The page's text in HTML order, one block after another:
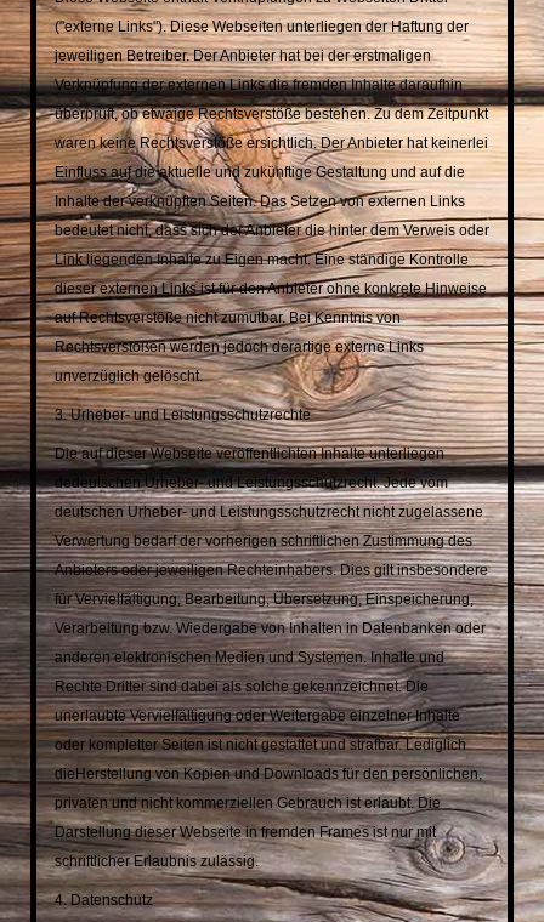
("externe Links"). Diese Webseiten unterliegen der Haftung der
jeweiligen Betreiber. Der Anbieter hat bei der erstmaligen
Verknüpfungder externen Links die fremden Inhalte daraufhin
überprüft, ob etwaige Rechtsverstöße bestehen. Zu dem Zeitpunkt
waren keine Rechtsverstöße ersichtlich. Der Anbieter hat keinerlei
Einfluss auf die aktuelle undzukünftige Gestaltung und auf die
Inhalte der verknüpften Seiten. Das Setzen von externen Links
bedeutet nicht, dass sich der Anbieter die hinter dem Verweis oder
Link liegenden Inhalte zu Eigen macht. Eineständige Kontrolle
dieser externen Links ist für den Anbieter ohne konkrete Hinweise
auf Rechtsverstöße nicht zumutbar. Bei Kenntnis von
Rechtsverstößen werden jedoch derartige externe Links
unverzüglichgelöscht.
3. Urheber- und Leistungsschutzrechte
Die auf dieser Webseite veröffentlichten Inhalte unterliegen
dedeutschen Urheber- und Leistungsschutzrecht. Jede vom
deutschen Urheber- und Leistungsschutzrecht nichtzugelassene
Verwertung bedarf der vorherigen schriftlichen Zustimmung des
Anbieters oder jeweiligen Rechteinhabers. Dies gilt insbesondere
für Vervielfältigung, Bearbeitung, Übersetzung, Einspeicherung,
Verarbeitung bzw. Wiedergabe von Inhalten in Datenbanken oder
anderen elektronischen Medien und Systemen. Inhalte und
Rechte Dritter sind dabei als solche gekennzeichnet. Die
unerlaubte Vervielfältigungoder Weitergabe einzelner Inhalte
oder kompletter Seiten ist nicht gestattet und strafbar. Lediglich
die Herstellung von Kopien und Downloads für den persönlichen,
privaten und nicht kommerziellen Gebrauch isterlaubt. Die
Darstellung dieser Webseite in fremden Frames ist nur mit
schriftlicher Erlaubnis zulässig.
4. Datenschutz